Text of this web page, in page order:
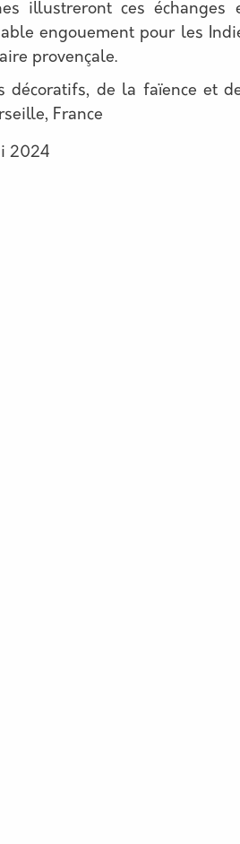
illustreront ces échanges
engouement pour les
provençale.
décoratifs, de la faïence et
France
2024